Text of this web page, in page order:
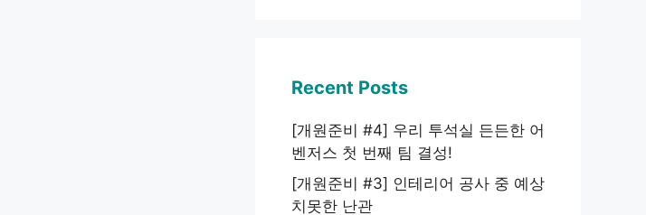
Recent Posts
[개원준비 #4] 우리 투석실 든든한 어
벤저스 첫 번째 팀 결성!
[개원준비 #3] 인테리어 공사 중 예상
치못한 난관